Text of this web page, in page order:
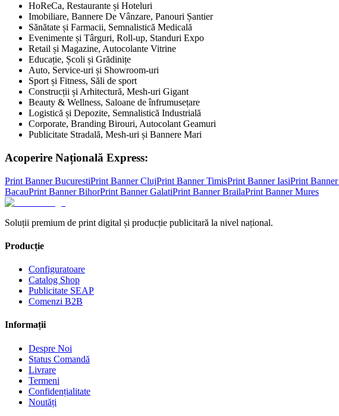
HoReCa, Restaurante și Hoteluri
Imobiliare, Bannere De Vânzare, Panouri Șantier
Sănătate și Farmacii, Semnalistică Medicală
Evenimente și Târguri, Roll-up, Standuri Expo
Retail și Magazine, Autocolante Vitrine
Educație, Școli și Grădinițe
Auto, Service-uri și Showroom-uri
Sport și Fitness, Săli de sport
Construcții și Arhitectură, Mesh-uri Gigant
Beauty & Wellness, Saloane de înfrumusețare
Logistică și Depozite, Semnalistică Industrială
Corporate, Branding Birouri, Autocolant Geamuri
Publicitate Stradală, Mesh-uri și Bannere Mari
Acoperire Națională Express:
Print BannerBucurestiPrint BannerClujPrint BannerTimisPrint BannerIasiPrint Banner
BacauPrint BannerBihorPrint BannerGalatiPrint BannerBrailaPrint BannerMures
Soluții premium de print digital și producție publicitară la nivel național.
Producție
Configuratoare
Catalog Shop
Publicitate SEAP
Comenzi B2B
Informații
Despre Noi
Status Comandă
Livrare
Termeni
Confidențialitate
Noutăți